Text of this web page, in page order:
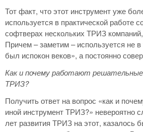
Тот факт, что этот инструмент уже
используется в практической работе
софтверах нескольких ТРИЗ
Причем – заметим – используется не
был испокон веков», а постоянно
Как и почему работают
ТРИЗ?
Получить ответ на вопрос «как и
иной инструмент ТРИЗ?» невероятно
лет развития ТРИЗ на этот, казалось